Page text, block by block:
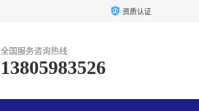
资质认证
全国服务咨询热线:
13805983526